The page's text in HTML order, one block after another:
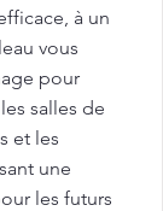
à un
vous
pour
salles de
et les
une
les futurs